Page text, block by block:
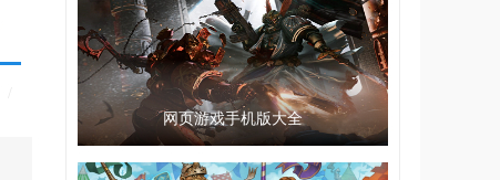
网页游戏手机版大全